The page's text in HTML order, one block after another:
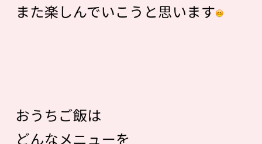
また楽しんでいこうと思います
おうちご飯は
どんなメニューを